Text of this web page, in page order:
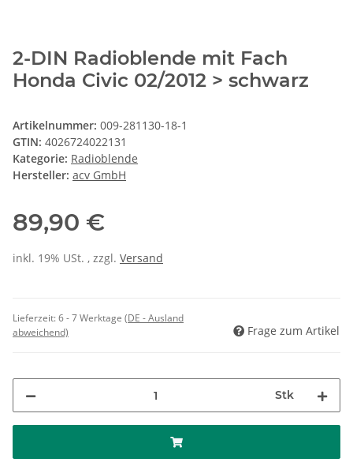
2-DIN Radioblende mit Fach
Honda Civic 02/2012 > schwarz
Artikelnummer: 009-281130-18-1
GTIN: 4026724022131
Kategorie: Radioblende
Hersteller: acv GmbH
89,90 €
inkl. 19% USt. , zzgl. Versand
Lieferzeit:6 - 7 Werktage (DE - Ausland
abweichend)
Frage zum Artikel
Stk